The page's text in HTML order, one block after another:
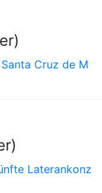
Santa Cruz de M
Laterankonz